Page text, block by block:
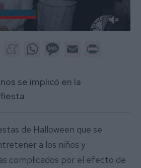
LinkedInMeneameWhatsAppMessage
Email
se implicó en la
de Halloween que se
a los niños y
complicados por el efecto de